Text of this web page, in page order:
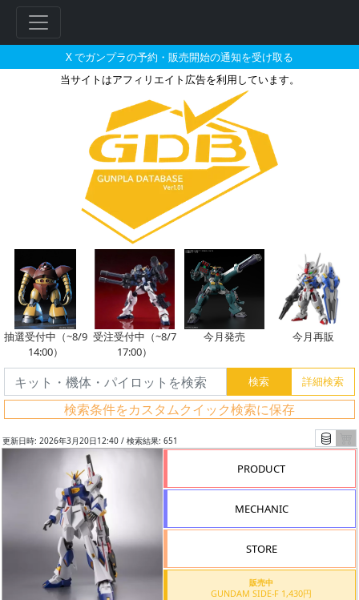
X でガンプラの予約・販売開始の通知を受け取る
当サイトはアフィリエイト広告を利用しています。
ENTRY GRADE 1/144 RX-93ff ν
抽選受付中（~8/9
14:00）
受注受付中（~8/7
17:00）
今月発売 今月再販
検索条件をカスタムクイック検索に保存
更新日時: 2026年3月20日12:40 / 検索結果: 651
PRODUCT
MECHANIC
STORE
販売中
GUNDAM SIDE-F 1,430円